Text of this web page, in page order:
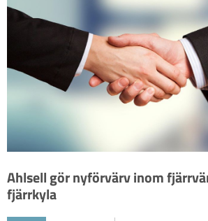
Ahlsell gör nyförvärv inom
fjärrkyla